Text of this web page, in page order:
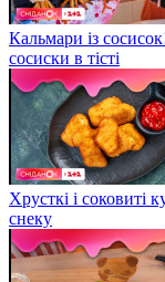
Кальмари із
сосиски в тісті
Хрусткі і соковиті
снеку